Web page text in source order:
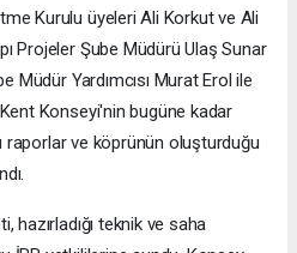
Kurulu üyeleri Ali Korkut ve Ali
Projeler Şube Müdürü Ulaş Sunar
Müdür Yardımcısı Murat Erol ile
Konseyi'nin bugüne kadar
raporlar ve köprünün oluşturduğu
hazırladığı teknik ve saha